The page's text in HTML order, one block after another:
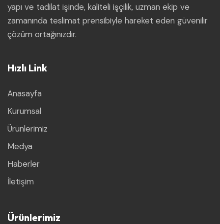
yapı ve tadilat işinde, kaliteli işçilik, uzman ekip ve
zamanında teslimat prensibiyle hareket eden güvenilir
çözüm ortağınızdır.
Hızlı Link
Anasayfa
Kurumsal
Ürünlerimiz
Medya
Haberler
İletişim
Ürünlerimiz